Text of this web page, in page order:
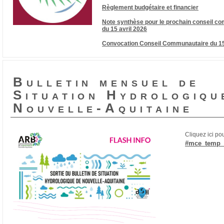
Règlement budgétaire et financier
Note synthèse pour le prochain conseil
du 15 avril 2026
Convocation Conseil Communautaire du
Bulletin mensuel de
Situation
Nouvelle-Aquitaine
Cliquez ici